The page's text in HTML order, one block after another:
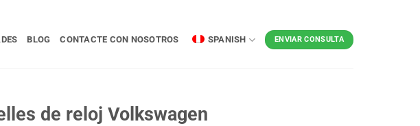
BLOG CONTACTE CON NOSOTROS SPANISH ENVIAR CONSULTA
de reloj Volkswagen